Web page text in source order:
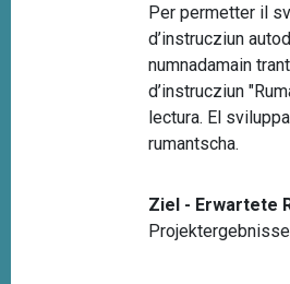
Per permetter il
d’instrucziun
numnadamain
d’instrucziun
lectura. El
rumantscha.
Ziel - Erwartete